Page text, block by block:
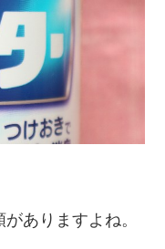
ありますよね。